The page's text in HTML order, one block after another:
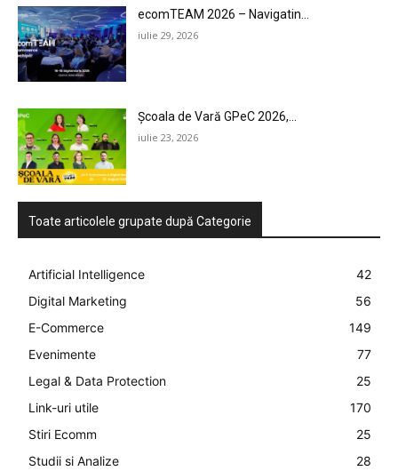
ecomTEAM 2026 – Navigatin...
iulie 29, 2026
Școala de Vară GPeC 2026,...
iulie 23, 2026
Toate articolele grupate după Categorie
Artificial Intelligence
42
Digital Marketing
56
E-Commerce
149
Evenimente
77
Legal & Data Protection
25
Link-uri utile
170
Stiri Ecomm
25
Studii si Analize
28